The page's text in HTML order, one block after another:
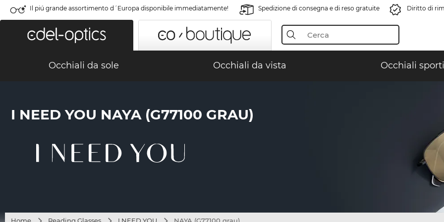
Il piú grande assortimento d´Europa disponibile immediatamente! Spedizione di consegna e di reso gratuite Diritto di
Occhiali da sole Occhiali da vista Occhiali
I NEED YOU NAYA (G77100 GRAU)